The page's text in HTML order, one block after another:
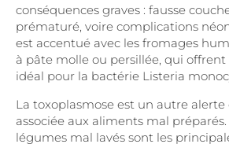
conséquences graves : fausse
prématuré, voire complications
est accentué avec les fromages
à pâte molle ou persillée, qui
idéal pour la bactérie Listeria
La toxoplasmose est un autre alerte
associée aux aliments mal
légumes mal lavés sont les